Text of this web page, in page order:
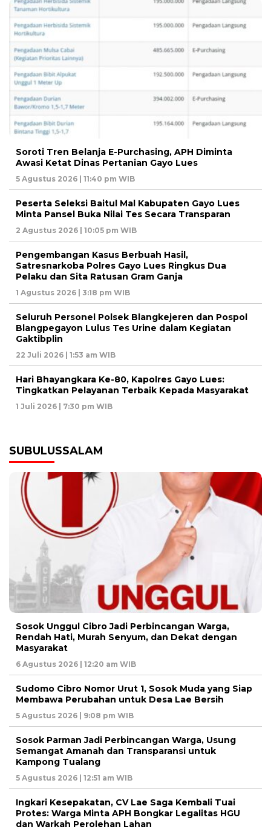
Soroti Tren Belanja E-Purchasing, APH Diminta
Awasi Ketat Dinas Pertanian Gayo Lues
5 Agustus 2026 | 11:40 pm WIB
Peserta Seleksi Baitul Mal Kabupaten Gayo Lues
Minta Pansel Buka Nilai Tes Secara Transparan
2 Agustus 2026 | 10:05 pm WIB
Pengembangan Kasus Berbuah Hasil,
Satresnarkoba Polres Gayo Lues Ringkus Dua
Pelaku dan Sita Ratusan Gram Ganja
1 Agustus 2026 | 3:18 pm WIB
Seluruh Personel Polsek Blangkejeren dan Pospol
Blangpegayon Lulus Tes Urine dalam Kegiatan
Gaktibplin
22 Juli 2026 | 1:53 am WIB
Hari Bhayangkara Ke-80, Kapolres Gayo Lues:
Tingkatkan Pelayanan Terbaik Kepada Masyarakat
1 Juli 2026 | 7:30 pm WIB
SUBULUSSALAM
Sosok Unggul Cibro Jadi Perbincangan Warga,
Rendah Hati, Murah Senyum, dan Dekat dengan
Masyarakat
6 Agustus 2026 | 12:20 am WIB
Sudomo Cibro Nomor Urut 1, Sosok Muda yang Siap
Membawa Perubahan untuk Desa Lae Bersih
5 Agustus 2026 | 9:08 pm WIB
Sosok Parman Jadi Perbincangan Warga, Usung
Semangat Amanah dan Transparansi untuk
Kampong Tualang
5 Agustus 2026 | 12:51 am WIB
Ingkari Kesepakatan, CV Lae Saga Kembali Tuai
Protes: Warga Minta APH Bongkar Legalitas HGU
dan Warkah Perolehan Lahan